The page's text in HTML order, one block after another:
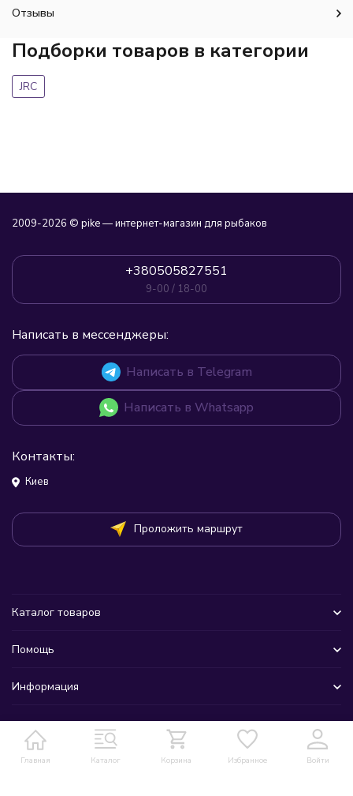
Отзывы
Подборки товаров в категории
JRC
Главная Каталог Корзина Избранное Войти
2009-2026 © pike — интернет-магазин для рыбаков
+380505827551
9-00 / 18-00
Написать в мессенджеры:
Написать в Telegram
Написать в Whatsapp
Контакты:
Киев
Проложить маршрут
Каталог товаров
Помощь
Информация